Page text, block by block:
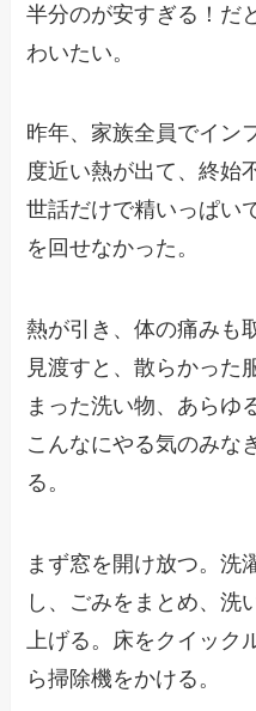
半分のが安すぎる！だ
わいたい。
昨年、家族全員でイン
度近い熱が出て、終始
世話だけで精いっぱい
を回せなかった。
熱が引き、体の痛みも
見渡すと、散らかった
まった洗い物、あらゆ
こんなにやる気のみな
る。
まず窓を開け放つ。洗
し、ごみをまとめ、洗
上げる。床をクイック
ら掃除機をかける。